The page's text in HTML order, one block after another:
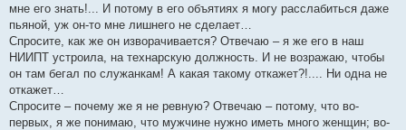
мне его знать!... И потому в его объятиях я могу расслабиться даже
пьяной, уж он-то мне лишнего не сделает…
Спросите, как же он изворачивается? Отвечаю – я же его в наш
НИИПТ устроила, на технарскую должность. И не возражаю, чтобы
он там бегал по служанкам! А какая такому откажет?!.... Ни одна не
откажет…
Спросите – почему же я не ревную? Отвечаю – потому, что во-
первых, я же понимаю, что мужчине нужно иметь много женщин; во-